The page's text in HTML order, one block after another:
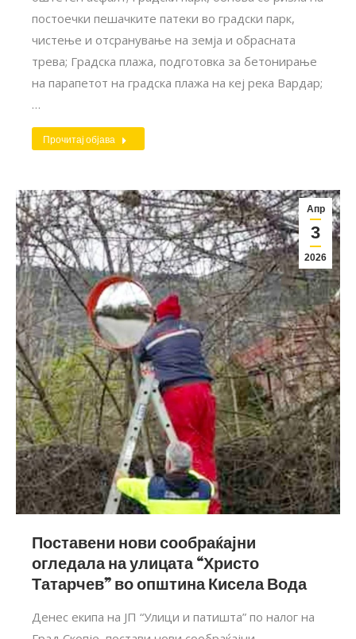
постоечки пешачките патеки во градски парк,
чистење и отсранување на земја и обрасната
трева; Градска плажа, подготовка за бетонирање
на парапетот на градска плажа на кеј река Вардар;
…
Прочитај објава
Апр
3
2026
Поставени нови сообраќајни
огледала на улицата “Христо
Татарчев” во општина Кисела Вода
Денес екипа на ЈП “Улици и патишта” по налог на